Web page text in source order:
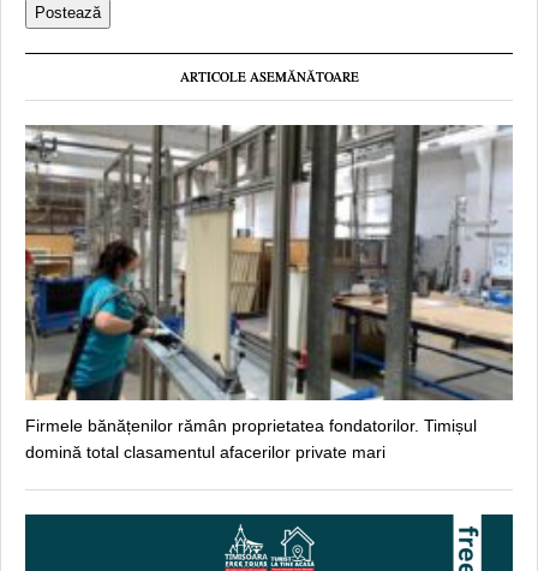
ARTICOLE ASEMĂNĂTOARE
Firmele bănățenilor rămân proprietatea fondatorilor. Timișul
domină total clasamentul afacerilor private mari